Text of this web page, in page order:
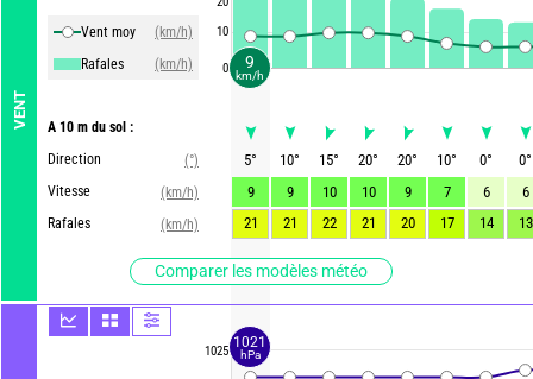
VENT
Vent moy
(km/h)
Rafales
(km/h)
A 10 m du sol :
Direction
(°)
Vitesse
(km/h)
Rafales
(km/h)
Comparer les modèles météo
10
0
1025
5° 10° 15° 20° 20° 10° 0° 0°
9
9 10 10 9 7 6
6
21
21 22 21 20 17 14 13
9
km/h
1021
hPa